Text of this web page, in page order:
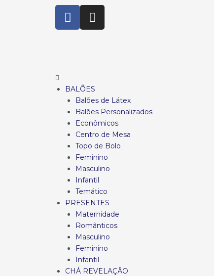
BALÕES
Balões de Látex
Balões Personalizados
Econômicos
Centro de Mesa
Topo de Bolo
Feminino
Masculino
Infantil
Temático
PRESENTES
Maternidade
Românticos
Masculino
Feminino
Infantil
CHÁ REVELAÇÃO